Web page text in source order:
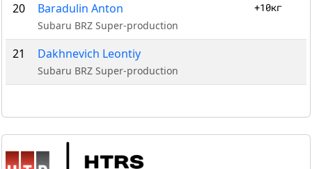
20 Baradulin Anton
Subaru BRZ Super-production
+10кг
21 Dakhnevich Leontiy
Subaru BRZ Super-production